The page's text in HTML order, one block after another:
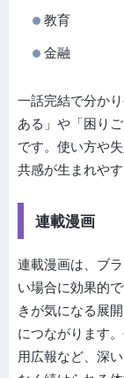
教育
金融
一話完結で分か
ある」や「困り
です。使い方や
共感が生まれやす
連載漫画
連載漫画は、ブ
い場合に効果的
きが気になる展
につながります
用広報など、深